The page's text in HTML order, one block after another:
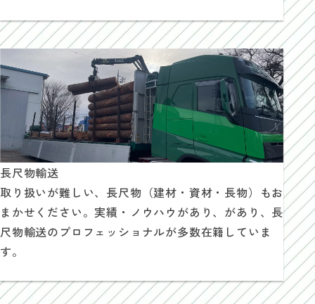
長尺物輸送
取り扱いが難しい、長尺物（建材・資材・長物）もお
まかせください。実績・ノウハウがあり、があり、長
尺物輸送のプロフェッショナルが多数在籍していま
す。